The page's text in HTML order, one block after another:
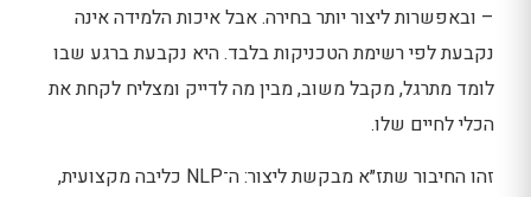
– ובאפשרות ליצור יותר בחירה. אבל איכות הלמידה אינה
נקבעת לפי רשימת הטכניקות בלבד. היא נקבעת ברגע שבו
לומד מתרגל, מקבל משוב, מבין מה לדייק ומצליח לקחת את
הכלי לחיים שלו.
זהו החיבור שתז״א מבקשת ליצור: ה־NLP כליבה מקצועית,